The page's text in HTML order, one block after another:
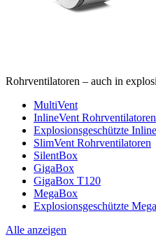
Rohrventilatoren – auch in
MultiVent
InlineVent Rohrventilatoren
Explosionsgeschützte
SlimVent Rohrventilatoren
SilentBox
GigaBox
GigaBox T120
MegaBox
Explosionsgeschützte
Alle anzeigen